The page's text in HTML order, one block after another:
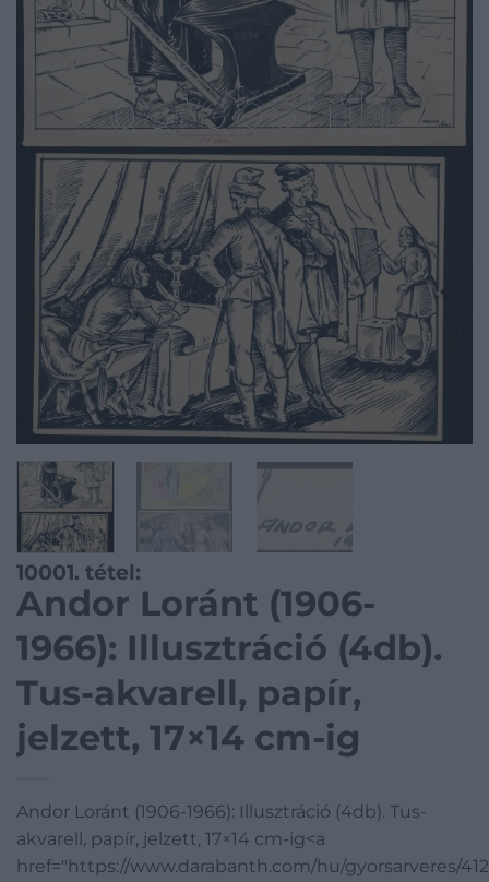
10001. tétel:
Andor Loránt (1906-
1966): Illusztráció (4db).
Tus-akvarell, papír,
jelzett, 17×14 cm-ig
Andor Loránt (1906-1966): Illusztráció (4db). Tus-
akvarell, papír, jelzett, 17×14 cm-ig<a
href="https://www.darabanth.com/hu/gyorsarveres/